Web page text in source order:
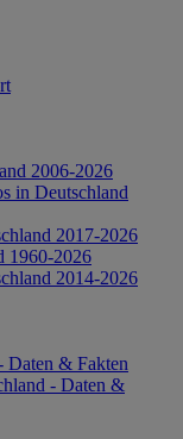
2006-2026
in Deutschland
2017-2026
1960-2026
2014-2026
Daten & Fakten
- Daten &